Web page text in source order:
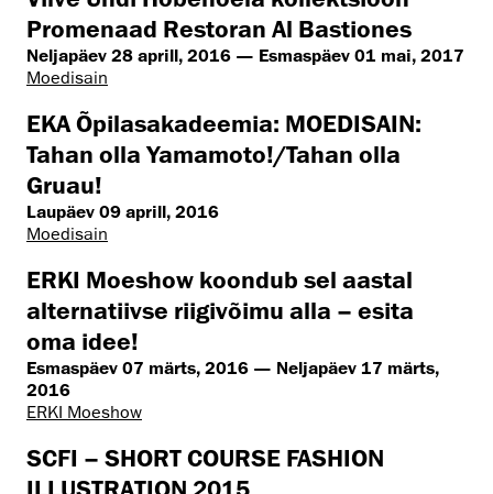
Promenaad Restoran Al Bastiones
Neljapäev 28 aprill, 2016 — Esmaspäev 01 mai, 2017
Moedisain
EKA Õpilasakadeemia: MOEDISAIN:
Tahan olla Yamamoto!/Tahan olla
Gruau!
Laupäev 09 aprill, 2016
Moedisain
ERKI Moeshow koondub sel aastal
alternatiivse riigivõimu alla – esita
oma idee!
Esmaspäev 07 märts, 2016 — Neljapäev 17 märts,
2016
ERKI Moeshow
SCFI – SHORT COURSE FASHION
ILLUSTRATION 2015